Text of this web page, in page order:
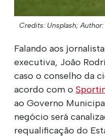
Credits: Unsplash;
Falando aos
executiva, João
caso o conselho da
acordo com o
ao Governo
negócio será
requalificação do